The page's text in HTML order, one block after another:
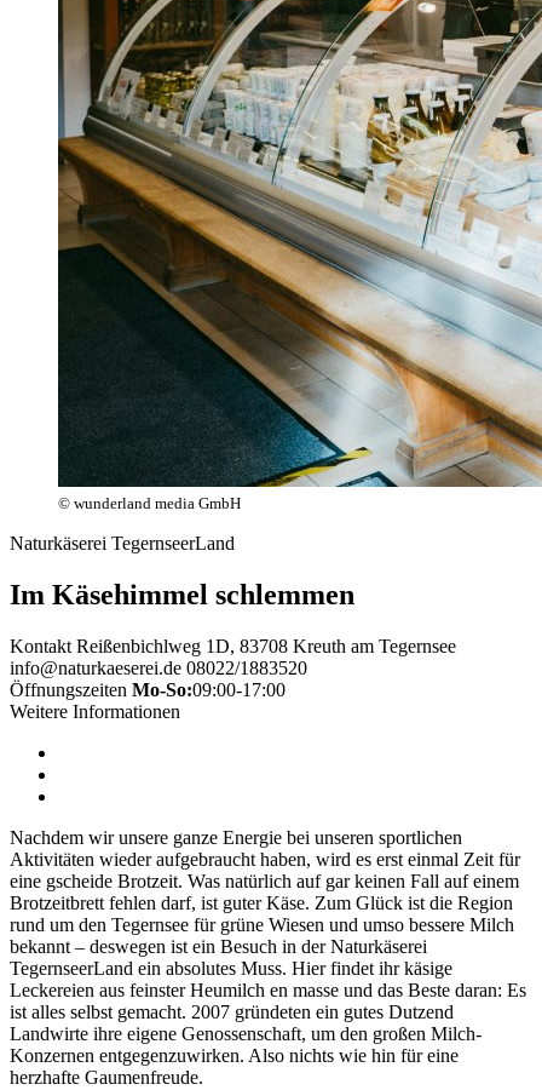
© wunderland media GmbH
Naturkäserei TegernseerLand
Im Käsehimmel schlemmen
Kontakt Reißenbichlweg 1D, 83708 Kreuth am Tegernsee
info@naturkaeserei.de 08022/1883520
Öffnungszeiten Mo-So:09:00-17:00
Weitere Informationen
Nachdem wir unsere ganze Energie bei unseren sportlichen
Aktivitäten wieder aufgebraucht haben, wird es erst einmal Zeit für
eine gscheide Brotzeit. Was natürlich auf gar keinen Fall auf einem
Brotzeitbrett fehlen darf, ist guter Käse. Zum Glück ist die Region
rund um den Tegernsee für grüne Wiesen und umso bessere Milch
bekannt – deswegen ist ein Besuch in der Naturkäserei
TegernseerLand ein absolutes Muss. Hier findet ihr käsige
Leckereien aus feinster Heumilch en masse und das Beste daran: Es
ist alles selbst gemacht. 2007 gründeten ein gutes Dutzend
Landwirte ihre eigene Genossenschaft, um den großen Milch-
Konzernen entgegenzuwirken. Also nichts wie hin für eine
herzhafte Gaumenfreude.